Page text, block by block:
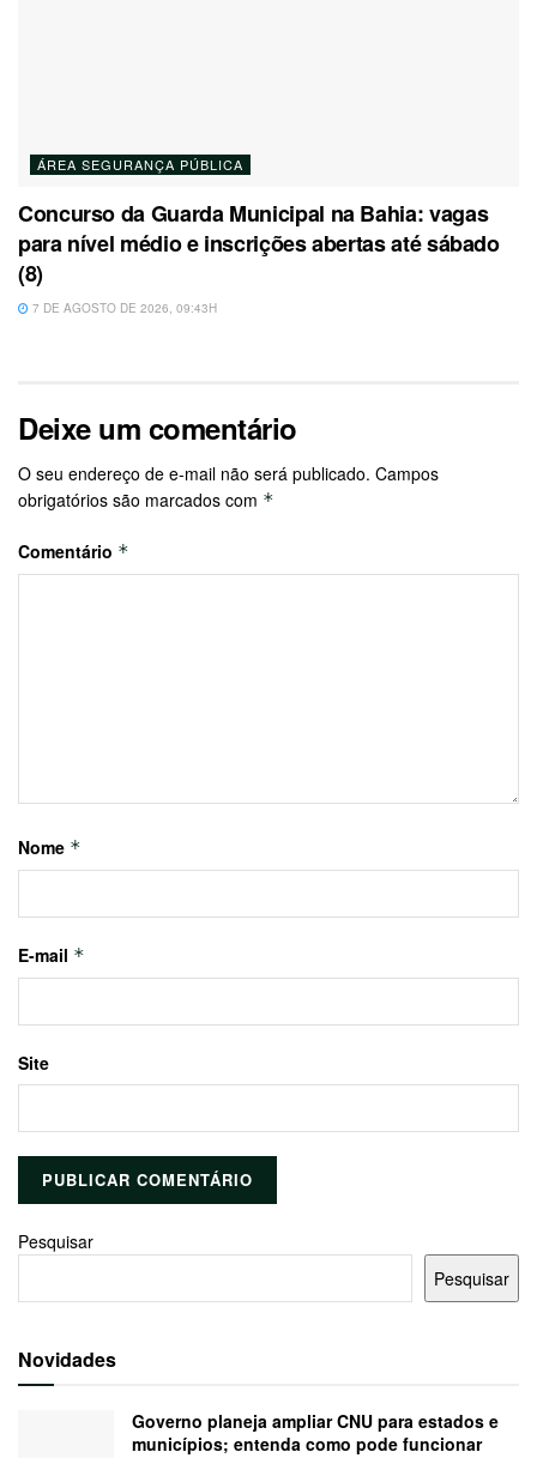
ÁREA SEGURANÇA PÚBLICA
Concurso da Guarda Municipal na Bahia: vagas
para nível médio e inscrições abertas até sábado
(8)
7 DE AGOSTO DE 2026, 09:43H
Deixe um comentário
O seu endereço de e-mail não será publicado. Campos
obrigatórios são marcados com *
Comentário *
Nome *
E-mail *
Site
Pesquisar
Pesquisar
Novidades
Governo planeja ampliar CNU para estados e
municípios; entenda como pode funcionar